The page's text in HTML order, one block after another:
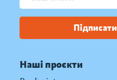
Наші проєкти